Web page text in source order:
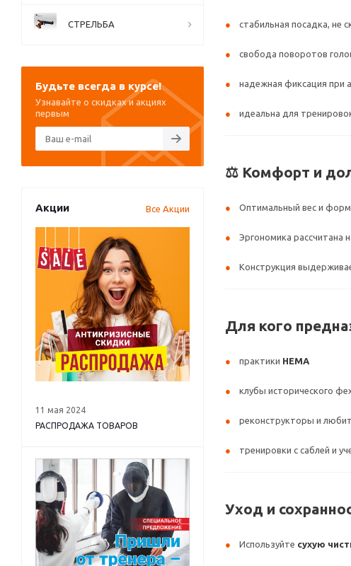
стабильная посадка, не
свобода поворотов
надежная фиксация при
идеальна для
⚖️ Комфорт и
Оптимальный вес и
Эргономика рассчитана
Конструкция
Для кого
практики HEMA
клубы исторического
реконструкторы и
тренировки с саблей и
Уход и
Используйте сухую
СТРЕЛЬБА
Будьте всегда в курсе!
Узнавайте о скидках и акциях
первым
Акции Все Акции
11 мая 2024
РАСПРОДАЖА ТОВАРОВ